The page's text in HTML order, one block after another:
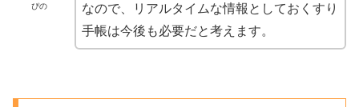
ぴの
なので、リアルタイムな情報としておくすり
手帳は今後も必要だと考えます。